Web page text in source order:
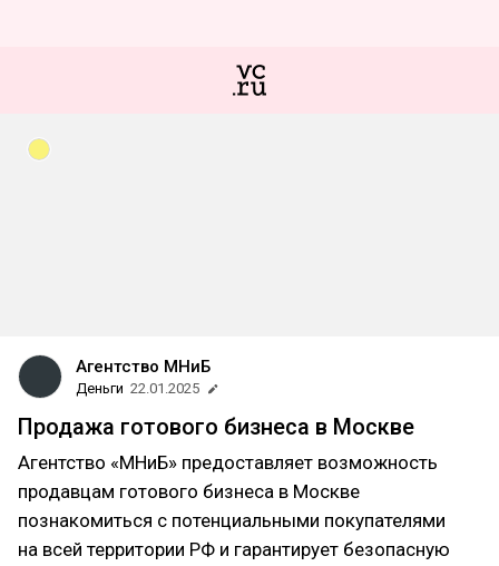
Агентство МНиБ
Деньги 22.01.2025
Продажа готового бизнеса в Москве
Агентство «МНиБ» предоставляет возможность
продавцам готового бизнеса в Москве
познакомиться с потенциальными покупателями
на всей территории РФ и гарантирует безопасную